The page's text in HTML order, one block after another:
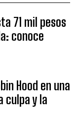
71 mil pesos
conoce
Hood en una
culpa y la